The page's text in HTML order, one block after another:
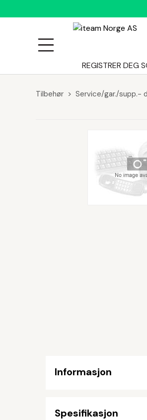
ALLEREGISTRER DEG
Tilbehør Service/gar./supp.-
Informasjon
Spesifikasjon